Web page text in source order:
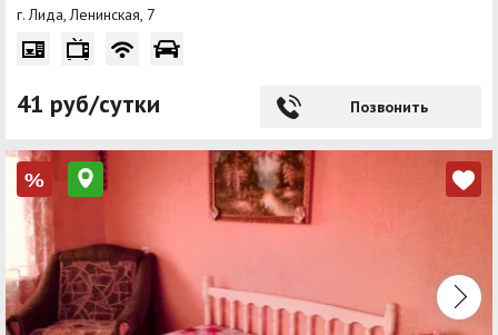
г. Лида, Ленинская, 7
41 руб/сутки Позвонить
%